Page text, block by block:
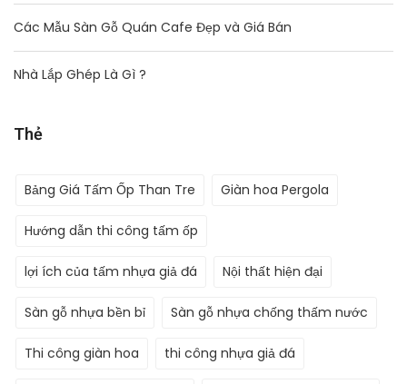
Các Mẫu Sàn Gỗ Quán Cafe Đẹp và Giá Bán
Nhà Lắp Ghép Là Gì ?
Thẻ
Bảng Giá Tấm Ốp Than Tre Giàn hoa Pergola
Hướng dẫn thi công tấm ốp
lợi ích của tấm nhựa giả đá Nội thất hiện đại
Sàn gỗ nhựa bền bỉ Sàn gỗ nhựa chống thấm nước
Thi công giàn hoa thi công nhựa giả đá